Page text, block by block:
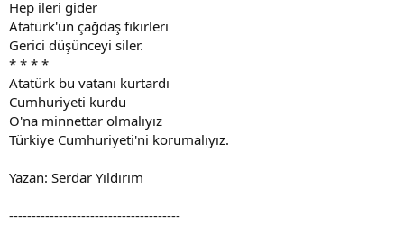
Hep ileri gider
Atatürk'ün çağdaş fikirleri
Gerici düşünceyi siler.
* * * *
Atatürk bu vatanı kurtardı
Cumhuriyeti kurdu
O'na minnettar olmalıyız
Türkiye Cumhuriyeti'ni korumalıyız.
Yazan: Serdar Yıldırım
--------------------------------------